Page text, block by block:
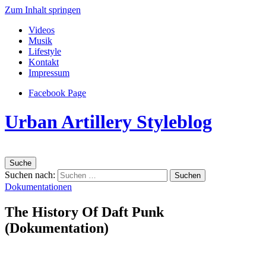
Zum Inhalt springen
Videos
Musik
Lifestyle
Kontakt
Impressum
Facebook Page
Urban Artillery Styleblog
Suche
Suchen nach:
Dokumentationen
The History Of Daft Punk
(Dokumentation)